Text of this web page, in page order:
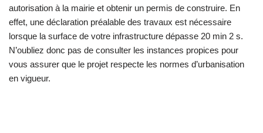
autorisation à la mairie et obtenir un permis de construire. En
effet, une déclaration préalable des travaux est nécessaire
lorsque la surface de votre infrastructure dépasse 20 min 2 s.
N’oubliez donc pas de consulter les instances propices pour
vous assurer que le projet respecte les normes d’urbanisation
en vigueur.